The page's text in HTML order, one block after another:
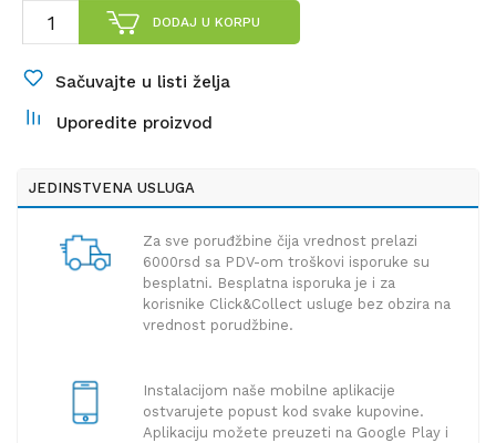
DODAJ U KORPU
Sačuvajte u listi želja
Uporedite proizvod
JEDINSTVENA USLUGA
Za sve poruđžbine čija vrednost prelazi
6000rsd sa PDV-om troškovi isporuke su
besplatni. Besplatna isporuka je i za
korisnike Click&Collect usluge bez obzira na
vrednost porudžbine.
Instalacijom naše mobilne aplikacije
ostvarujete popust kod svake kupovine.
Aplikaciju možete preuzeti na Google Play i